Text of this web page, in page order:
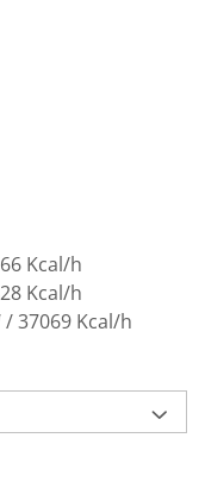
Kcal/h
Kcal/h
37069 Kcal/h